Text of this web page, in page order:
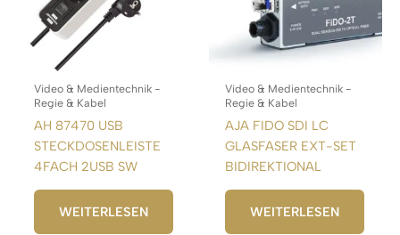
Video & Medientechnik -
Regie & Kabel
AH 87470 USB
STECKDOSENLEISTE
4FACH 2USB SW
WEITERLESEN
Video & Medientechnik -
Regie & Kabel
AJA FIDO SDI LC
GLASFASER EXT-SET
BIDIREKTIONAL
WEITERLESEN